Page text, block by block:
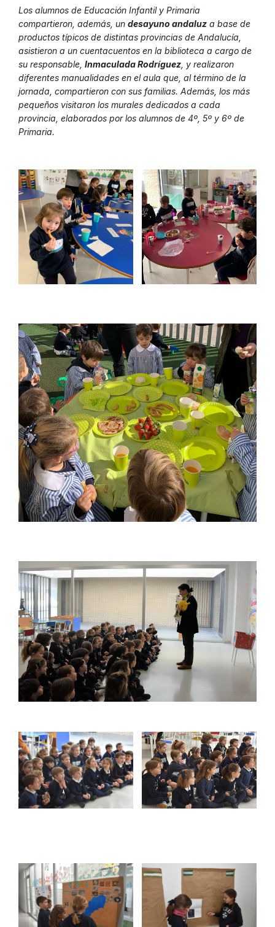
Los alumnos de Educación Infantil y Primaria
compartieron, además, un desayuno andaluz a base de
productos típicos de distintas provincias de Andalucía,
asistieron a un cuentacuentos en la biblioteca a cargo de
su responsable, Inmaculada Rodríguez, y realizaron
diferentes manualidades en el aula que, al término de la
jornada, compartieron con sus familias. Además, los más
pequeños visitaron los murales dedicados a cada
provincia, elaborados por los alumnos de 4º, 5º y 6º de
Primaria.